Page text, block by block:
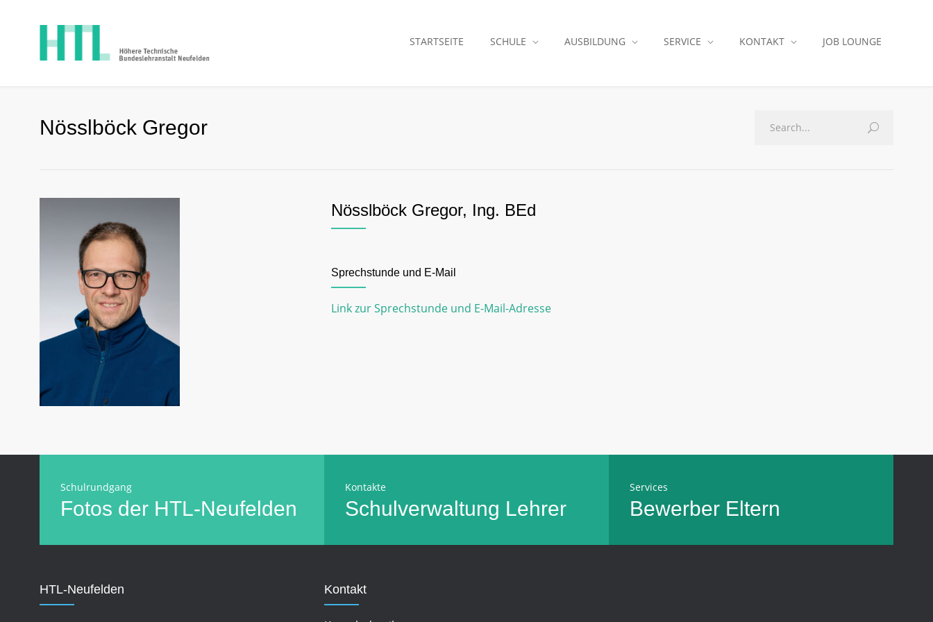
STARTSEITE SCHULE AUSBILDUNG SERVICE KONTAKT JOB LOUNGE
Nösslböck Gregor
Nösslböck Gregor, Ing. BEd
Sprechstunde und E-Mail
Link zur Sprechstunde und E-Mail-Adresse
Schulrundgang
Fotos der HTL-Neufelden
Kontakte
Schulverwaltung Lehrer
Services
Bewerber Eltern
HTL-Neufelden Kontakt